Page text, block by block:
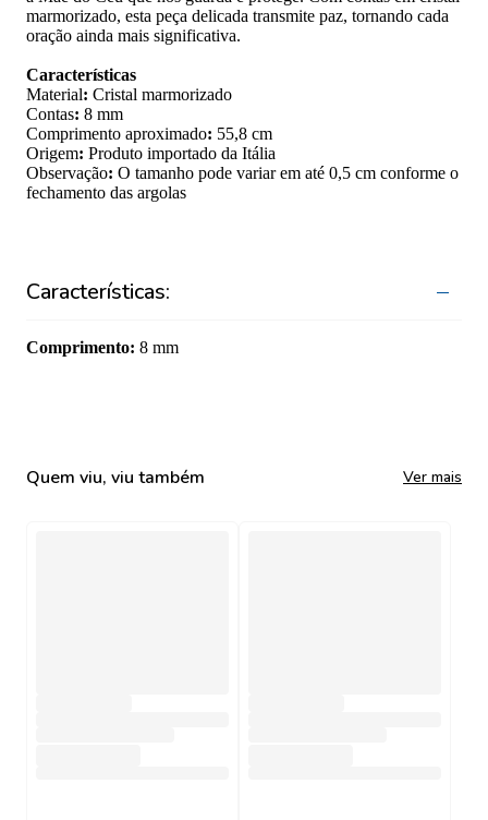
marmorizado, esta peça delicada transmite paz, tornando cada
oração ainda mais significativa.
Características
Material: Cristal marmorizado
Contas: 8 mm
Comprimento aproximado: 55,8 cm
Origem: Produto importado da Itália
Observação: O tamanho pode variar em até 0,5 cm conforme o
fechamento das argolas
Características:
Comprimento: 8 mm
Quem viu, viu também Ver mais